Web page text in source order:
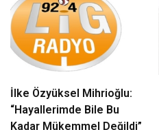
İlke Özyüksel Mihrioğlu:
“Hayallerimde Bile Bu
Kadar Mükemmel Değildi”